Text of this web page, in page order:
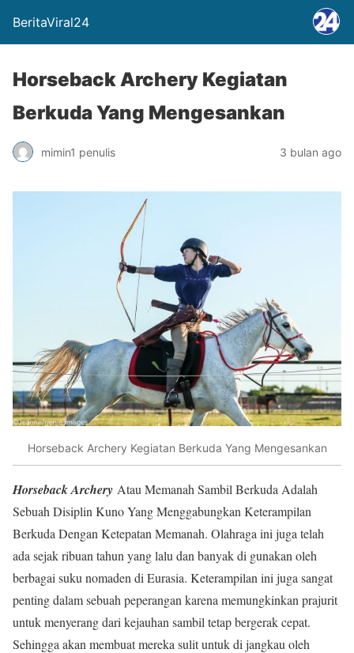
BeritaViral24
Horseback Archery Kegiatan
Berkuda Yang Mengesankan
mimin1 penulis 3 bulan ago
Horseback Archery Kegiatan Berkuda Yang Mengesankan
Horseback Archery Atau Memanah Sambil Berkuda Adalah
Sebuah Disiplin Kuno Yang Menggabungkan Keterampilan
Berkuda Dengan Ketepatan Memanah. Olahraga ini juga telah
ada sejak ribuan tahun yang lalu dan banyak di gunakan oleh
berbagai suku nomaden di Eurasia. Keterampilan ini juga sangat
penting dalam sebuah peperangan karena memungkinkan prajurit
untuk menyerang dari kejauhan sambil tetap bergerak cepat.
Sehingga akan membuat mereka sulit untuk di jangkau oleh